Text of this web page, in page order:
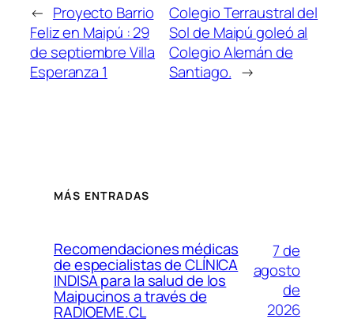
← Proyecto Barrio
Feliz en Maipú : 29
de septiembre Villa
Esperanza 1
Colegio Terraustral del
Sol de Maipú goleó al
Colegio Alemán de
Santiago. →
MÁS ENTRADAS
Recomendaciones médicas
de especialistas de CLÍNICA
INDISA para la salud de los
Maipucinos a través de
RADIOEME.CL
7 de
agosto
de
2026